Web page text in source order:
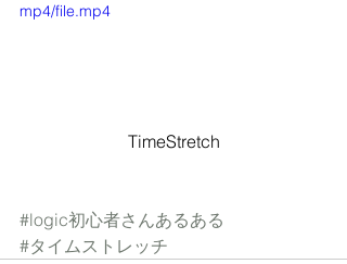
mp4/file.mp4
TimeStretch
#logic初心者さんあるある
#タイムストレッチ